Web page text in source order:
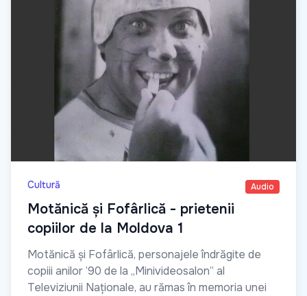
Cultură Audio
Motănică și Fofârlică - prietenii
copiilor de la Moldova 1
Motănică și Fofârlică, personajele îndrăgite de
copiii anilor ’90 de la „Minivideosalon” al
Televiziunii Naționale, au rămas în memoria unei